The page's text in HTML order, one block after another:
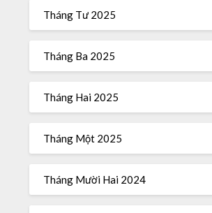
Tháng Tư 2025
Tháng Ba 2025
Tháng Hai 2025
Tháng Một 2025
Tháng Mười Hai 2024